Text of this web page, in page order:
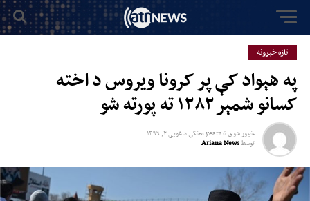
تازه خبرونه
په هېواد کې پر کرونا ویروس د اخته
کسانو شمېر ۱۲۸۲ ته پورته شو
خپور شوی6 years مخکي دغویی ۴, ۱۳۹۹
توسطAriana News